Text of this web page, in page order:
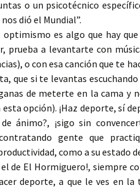
o un psicotécnico
dió el Mundial”.
es algo que hay
prueba a levantarte con
o con esa canción que te
que si te levantas
de meterte en la cama y
opción). ¡Haz deporte, sí
ánimo?, ¡sigo sin
gente que
como a su estado
el de El Hormiguero!, siempre
deporte, a que le ves en